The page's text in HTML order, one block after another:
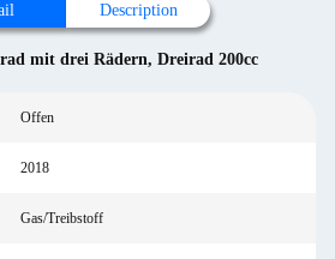
Description
mit drei Rädern, Dreirad 200cc
Offen
2018
Gas/Treibstoff